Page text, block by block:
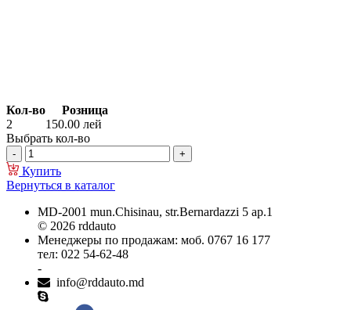
Кол-во
Розница
2
150.00 лей
Выбрать кол-во
Купить
Вернуться в каталог
MD-2001 mun.Chisinau, str.Bernardazzi 5 ap.1
© 2026 rddauto
Менеджеры по продажам: моб. 0767 16 177
тел: 022 54-62-48
-
info@rddauto.md